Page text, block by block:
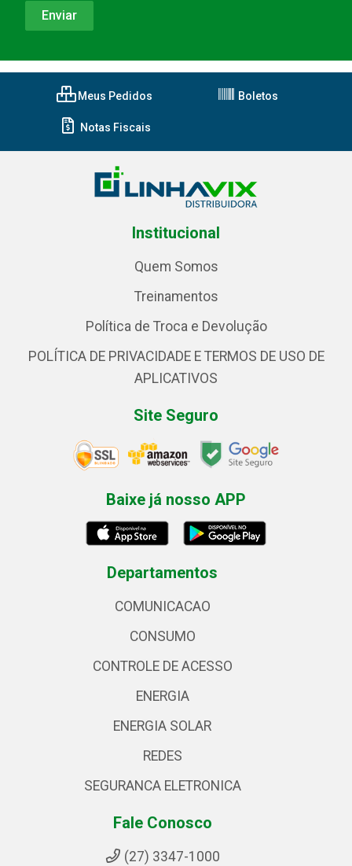
Meus Pedidos Boletos
Notas Fiscais
Institucional
Quem Somos
Treinamentos
Política de Troca e Devolução
POLÍTICA DE PRIVACIDADE E TERMOS DE USO DE
APLICATIVOS
Site Seguro
Baixe já nosso APP
Departamentos
COMUNICACAO
CONSUMO
CONTROLE DE ACESSO
ENERGIA
ENERGIA SOLAR
REDES
SEGURANCA ELETRONICA
Fale Conosco
(27) 3347-1000